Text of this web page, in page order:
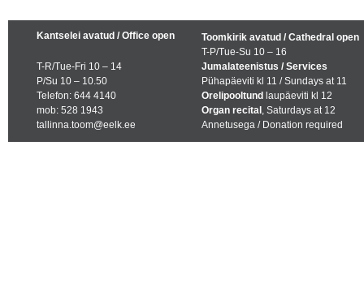
Kantselei avatud / Office open
T-R/Tue-Fri 10 – 14
P/Su 10 – 10.50
Telefon: 644 4140
mob: 528 1943
tallinna.toom@eelk.ee
Toomkirik avatud / Cathedral open
T-P/Tue-Su 10 – 16
Jumalateenistus / Services
Pühapäeviti kl 11 / Sundays at 11
Orelipooltund laupäeviti kl 12
Organ recital , Saturdays at 12
Annetusega / Donation required